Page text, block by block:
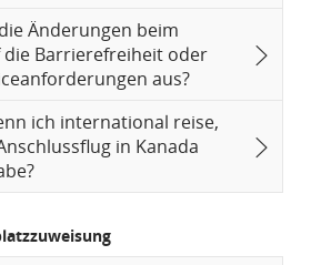
Änderungen beim
die Barrierefreiheit oder
aus?
ich international reise,
in Kanada